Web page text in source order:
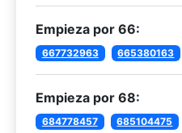
Empieza por 66:
667732963 665380163
Empieza por 68:
684778457 685104475